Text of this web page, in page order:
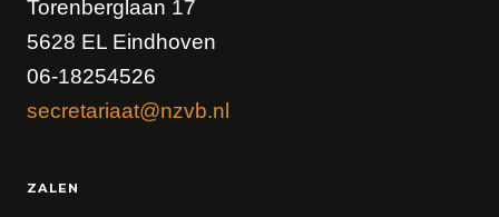
Torenberglaan 17
5628 EL Eindhoven
06-18254526
secretariaat@nzvb.nl
ZALEN